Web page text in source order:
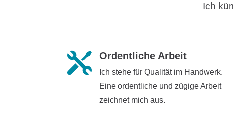
Ich
 Ordentliche Arbeit
Ich stehe für Qualität im Handwerk.
Eine ordentliche und zügige Arbeit
zeichnet mich aus.